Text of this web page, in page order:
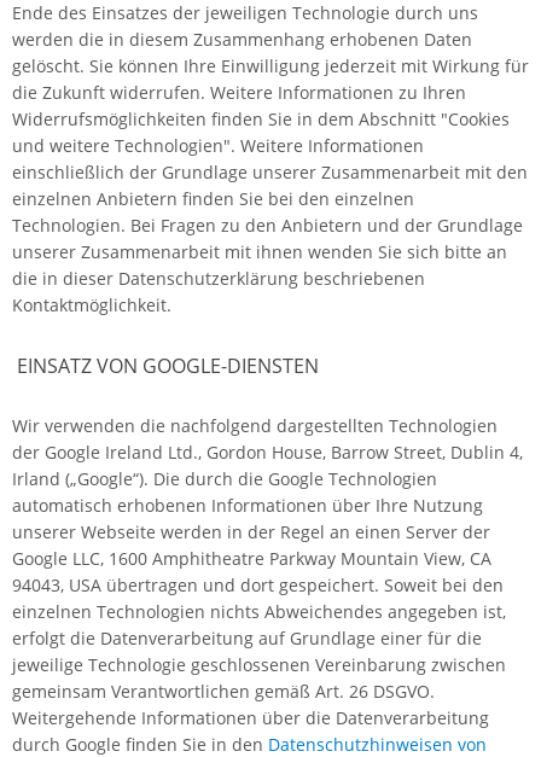
Ende des Einsatzes der jeweiligen Technologie durch uns
werden die in diesem Zusammenhang erhobenen Daten
gelöscht. Sie können Ihre Einwilligung jederzeit mit Wirkung für
die Zukunft widerrufen. Weitere Informationen zu Ihren
Widerrufsmöglichkeiten finden Sie in dem Abschnitt "Cookies
und weitere Technologien". Weitere Informationen
einschließlich der Grundlage unserer Zusammenarbeit mit den
einzelnen Anbietern finden Sie bei den einzelnen
Technologien. Bei Fragen zu den Anbietern und der Grundlage
unserer Zusammenarbeit mit ihnen wenden Sie sich bitte an
die in dieser Datenschutzerklärung beschriebenen
Kontaktmöglichkeit.
EINSATZ VON GOOGLE-DIENSTEN
Wir verwenden die nachfolgend dargestellten Technologien
der Google Ireland Ltd., Gordon House, Barrow Street, Dublin 4,
Irland („Google“). Die durch die Google Technologien
automatisch erhobenen Informationen über Ihre Nutzung
unserer Webseite werden in der Regel an einen Server der
Google LLC, 1600 Amphitheatre Parkway Mountain View, CA
94043, USA übertragen und dort gespeichert. Soweit bei den
einzelnen Technologien nichts Abweichendes angegeben ist,
erfolgt die Datenverarbeitung auf Grundlage einer für die
jeweilige Technologie geschlossenen Vereinbarung zwischen
gemeinsam Verantwortlichen gemäß Art. 26 DSGVO.
Weitergehende Informationen über die Datenverarbeitung
durch Google finden Sie in den Datenschutzhinweisen von